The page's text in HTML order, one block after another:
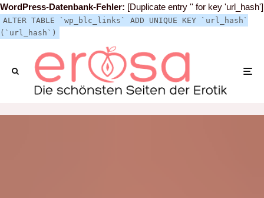
WordPress-Datenbank-Fehler: [Duplicate entry '' for key 'url_hash']
ALTER TABLE `wp_blc_links` ADD UNIQUE KEY `url_hash`
(`url_hash`)